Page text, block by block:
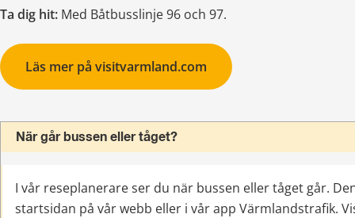
Ta dig hit: Med Båtbusslinje 96 och 97.
Läs mer på visitvarmland.com
När går bussen eller tåget?
I vår reseplanerare ser du när bussen eller tåget går.
startsidan på vår webb eller i vår app Värmlandstrafik.